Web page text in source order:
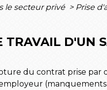
le secteur privé > Prise
TRAVAIL D'UN
du contrat prise par